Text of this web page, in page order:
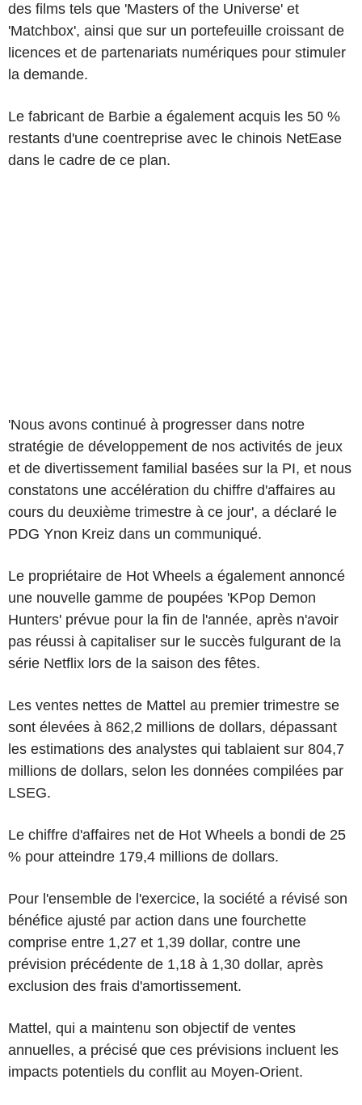
des films tels que 'Masters of the Universe' et
'Matchbox', ainsi que sur un portefeuille croissant de
licences et de partenariats numériques pour stimuler
la demande.
Le fabricant de Barbie a également acquis les 50 %
restants d'une coentreprise avec le chinois NetEase
dans le cadre de ce plan.
'Nous avons continué à progresser dans notre
stratégie de développement de nos activités de jeux
et de divertissement familial basées sur la PI, et nous
constatons une accélération du chiffre d'affaires au
cours du deuxième trimestre à ce jour', a déclaré le
PDG Ynon Kreiz dans un communiqué.
Le propriétaire de Hot Wheels a également annoncé
une nouvelle gamme de poupées 'KPop Demon
Hunters' prévue pour la fin de l'année, après n'avoir
pas réussi à capitaliser sur le succès fulgurant de la
série Netflix lors de la saison des fêtes.
Les ventes nettes de Mattel au premier trimestre se
sont élevées à 862,2 millions de dollars, dépassant
les estimations des analystes qui tablaient sur 804,7
millions de dollars, selon les données compilées par
LSEG.
Le chiffre d'affaires net de Hot Wheels a bondi de 25
% pour atteindre 179,4 millions de dollars.
Pour l'ensemble de l'exercice, la société a révisé son
bénéfice ajusté par action dans une fourchette
comprise entre 1,27 et 1,39 dollar, contre une
prévision précédente de 1,18 à 1,30 dollar, après
exclusion des frais d'amortissement.
Mattel, qui a maintenu son objectif de ventes
annuelles, a précisé que ces prévisions incluent les
impacts potentiels du conflit au Moyen-Orient.